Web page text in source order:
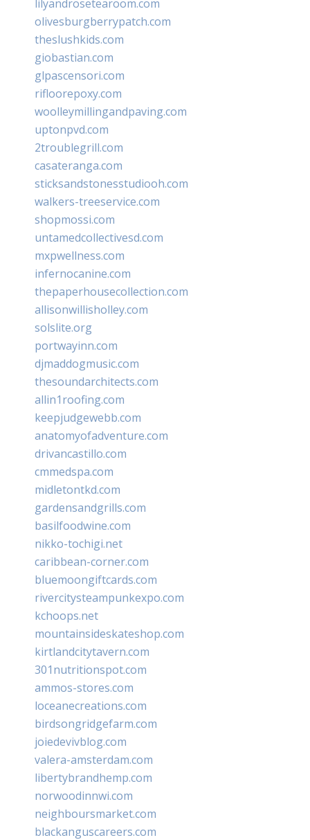
lilyandrosetearoom.com
olivesburgberrypatch.com
theslushkids.com
giobastian.com
glpascensori.com
rifloorepoxy.com
woolleymillingandpaving.com
uptonpvd.com
2troublegrill.com
casateranga.com
sticksandstonesstudiooh.com
walkers-treeservice.com
shopmossi.com
untamedcollectivesd.com
mxpwellness.com
infernocanine.com
thepaperhousecollection.com
allisonwillisholley.com
solslite.org
portwayinn.com
djmaddogmusic.com
thesoundarchitects.com
allin1roofing.com
keepjudgewebb.com
anatomyofadventure.com
drivancastillo.com
cmmedspa.com
midletontkd.com
gardensandgrills.com
basilfoodwine.com
nikko-tochigi.net
caribbean-corner.com
bluemoongiftcards.com
rivercitysteampunkexpo.com
kchoops.net
mountainsideskateshop.com
kirtlandcitytavern.com
301nutritionspot.com
ammos-stores.com
loceanecreations.com
birdsongridgefarm.com
joiedevivblog.com
valera-amsterdam.com
libertybrandhemp.com
norwoodinnwi.com
neighboursmarket.com
blackanguscareers.com